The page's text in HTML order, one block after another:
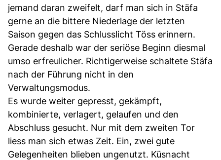
jemand daran zweifelt, darf man sich in Stäfa
gerne an die bittere Niederlage der letzten
Saison gegen das Schlusslicht Töss erinnern.
Gerade deshalb war der seriöse Beginn diesmal
umso erfreulicher. Richtigerweise schaltete Stäfa
nach der Führung nicht in den
Verwaltungsmodus.
Es wurde weiter gepresst, gekämpft,
kombinierte, verlagert, gelaufen und den
Abschluss gesucht. Nur mit dem zweiten Tor
liess man sich etwas Zeit. Ein, zwei gute
Gelegenheiten blieben ungenutzt. Küsnacht